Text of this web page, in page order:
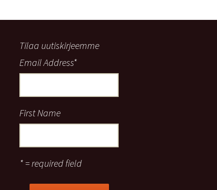
Tilaa uutiskirjeemme
Email Address*
First Name
* = required field